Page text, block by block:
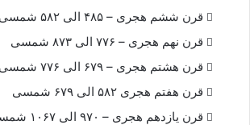
قرن ششم هجری – ۴۸۵ الی ۵۸۲ شمسی
قرن نهم هجری – ۷۷۶ الی ۸۷۳ شمسی
قرن هشتم هجری – ۶۷۹ الی ۷۷۶ شمسی
قرن هفتم هجری ۵۸۲ الی ۶۷۹ شمسی
قرن یازدهم هجری – ۹۷۰ الی ۱۰۶۷ شمسی